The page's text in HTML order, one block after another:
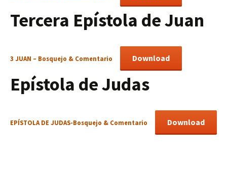
Tercera Epístola de Juan
3 JUAN – Bosquejo & Comentario Download
Epístola de Judas
EPÍSTOLA DE JUDAS-Bosquejo & Comentario Download